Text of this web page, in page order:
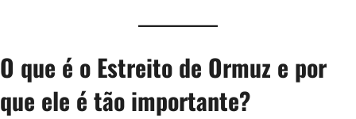
O que é o Estreito de Ormuz e por
que ele é tão importante?